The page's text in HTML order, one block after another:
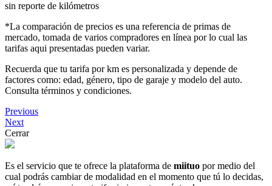
sin reporte de kilómetros
*La comparación de precios es una referencia de primas de
mercado, tomada de varios compradores en línea por lo cual las
tarifas aqui presentadas pueden variar.
Recuerda que tu tarifa por km es personalizada y depende de
factores como: edad, género, tipo de garaje y modelo del auto.
Consulta términos y condiciones.
Previous
Next
Cerrar
Es el servicio que te ofrece la plataforma de miituo por medio del
cual podrás cambiar de modalidad en el momento que tú lo decidas,